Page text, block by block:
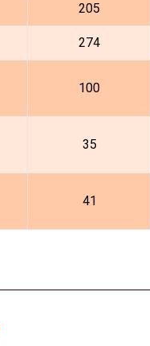
205
274
100
35
41